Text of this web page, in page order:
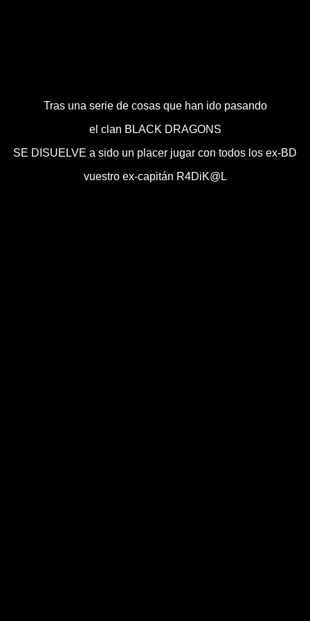
Tras una serie de cosas que han ido pasando
el clan BLACK DRAGONS
SE DISUELVE a sido un placer jugar con todos los ex-BD
vuestro ex-capitán R4DiK@L